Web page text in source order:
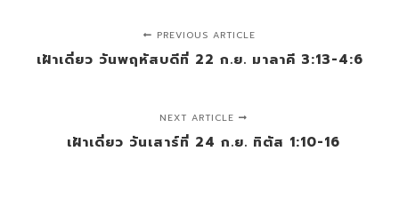
PREVIOUS ARTICLE
เฝ้าเดี่ยว วันพฤหัสบดีที่ 22 ก.ย. มาลาคี 3:13-4:6
NEXT ARTICLE
เฝ้าเดี่ยว วันเสาร์ที่ 24 ก.ย. ทิตัส 1:10-16